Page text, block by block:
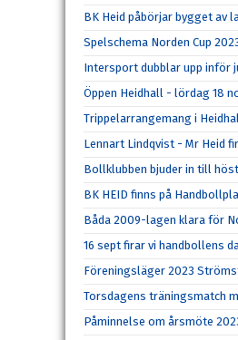
BK Heid påbörjar bygget av
Spelschema Norden Cup
Intersport dubblar upp inför
Öppen Heidhall - lördag 18
Trippelarrangemang i
Lennart Lindqvist - Mr Heid
Bollklubben bjuder in till
BK HEID finns på
Båda 2009-lagen klara för
16 sept firar vi handbollens
Föreningsläger 2023
Torsdagens träningsmatch
Påminnelse om årsmöte